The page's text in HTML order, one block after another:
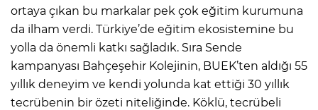
ortaya çıkan bu markalar pek çok eğitim kurumuna
da ilham verdi. Türkiye’de eğitim ekosistemine bu
yolla da önemli katkı sağladık. Sıra Sende
kampanyası Bahçeşehir Kolejinin, BUEK’ten aldığı 55
yıllık deneyim ve kendi yolunda kat ettiği 30 yıllık
tecrübenin bir özeti niteliğinde. Köklü, tecrübeli